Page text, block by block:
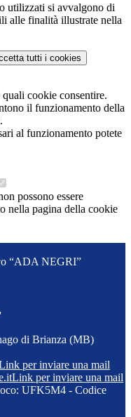
utilizzati si avvalgono di
alle finalità illustrate nella
tutti i cookies
quali cookie consentire.
il funzionamento della
al funzionamento potete
possono essere
nella pagina della cookie
“ADA NEGRI”
di Brianza (MB)
per inviare una mail
Link per inviare una mail
UFK5M4 - Codice